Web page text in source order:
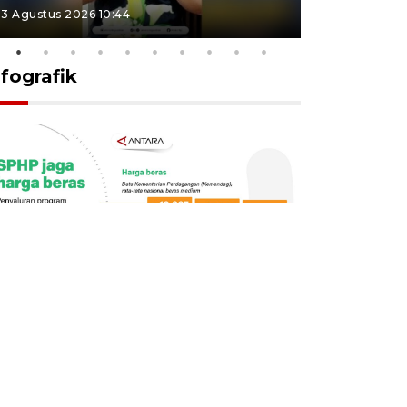
3 Agustus 2026 10:44